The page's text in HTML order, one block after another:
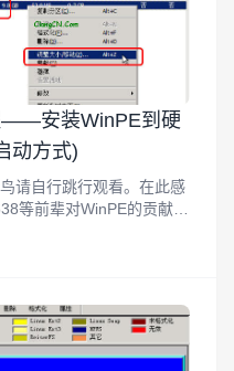
——安装WinPE到硬
动方式)
请自行跳行观看。在此感
等前辈对WinPE的贡献，
列教程所有的WinPE都是
修改得来的。上回介绍了